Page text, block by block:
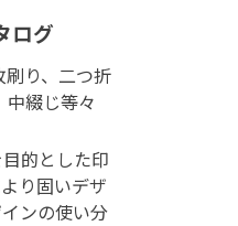
ログ
り、二つ折
中綴じ等々
的とした印
り固いデザ
ンの使い分